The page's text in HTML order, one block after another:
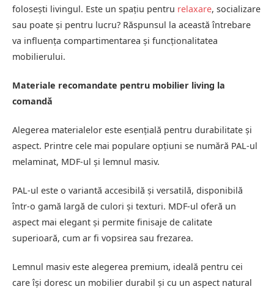
folosești livingul. Este un spațiu pentru relaxare, socializare
sau poate și pentru lucru? Răspunsul la această întrebare
va influența compartimentarea și funcționalitatea
mobilierului.
Materiale recomandate pentru mobilier living la
comandă
Alegerea materialelor este esențială pentru durabilitate și
aspect. Printre cele mai populare opțiuni se numără PAL-ul
melaminat, MDF-ul și lemnul masiv.
PAL-ul este o variantă accesibilă și versatilă, disponibilă
într-o gamă largă de culori și texturi. MDF-ul oferă un
aspect mai elegant și permite finisaje de calitate
superioară, cum ar fi vopsirea sau frezarea.
Lemnul masiv este alegerea premium, ideală pentru cei
care își doresc un mobilier durabil și cu un aspect natural